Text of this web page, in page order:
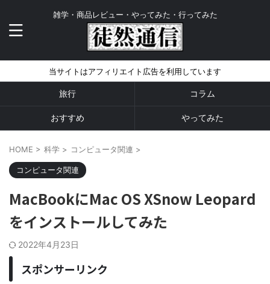
雑学・商品レビュー・やってみた・行ってみた
当サイトはアフィリエイト広告を利用しています
旅行 コラム
おすすめ やってみた
HOME > 科学 > コンピュータ関連 >
コンピュータ関連
MacBookにMac OS XSnow Leopard
をインストールしてみた
2022年4月23日
スポンサーリンク